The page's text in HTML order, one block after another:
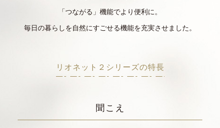
「つながる」機能でより便利に。
毎日の暮らしを自然にすごせる機能を充実させました。
リオネット２シリーズの特長
聞こえ